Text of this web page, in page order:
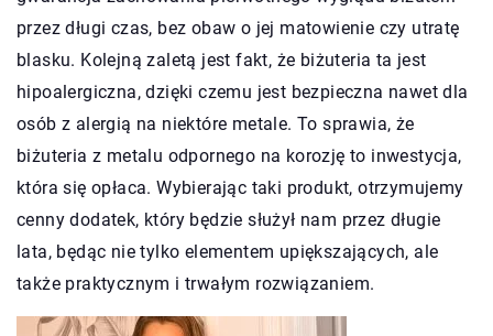
przez długi czas, bez obaw o jej matowienie czy utratę
blasku. Kolejną zaletą jest fakt, że biżuteria ta jest
hipoalergiczna, dzięki czemu jest bezpieczna nawet dla
osób z alergią na niektóre metale. To sprawia, że
biżuteria z metalu odpornego na korozję to inwestycja,
która się opłaca. Wybierając taki produkt, otrzymujemy
cenny dodatek, który będzie służył nam przez długie
lata, będąc nie tylko elementem upiększających, ale
także praktycznym i trwałym rozwiązaniem.